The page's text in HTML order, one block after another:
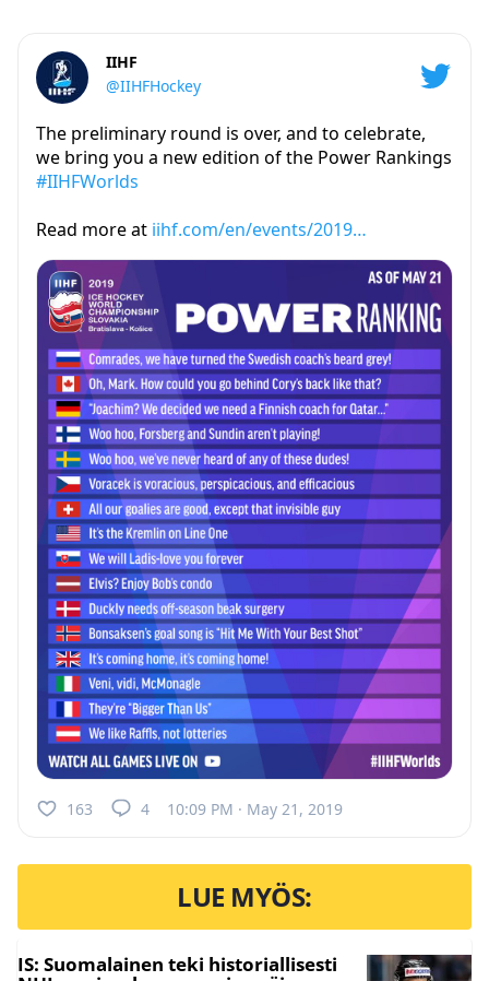
IIHF
@IIHFHockey
The preliminary round is over, and to celebrate,
we bring you a new edition of the Power Rankings
#IIHFWorlds
Read more at iihf.com/en/events/2019…
163 4 10:09 PM · May 21, 2019
LUE MYÖS:
IS: Suomalainen teki historiallisesti